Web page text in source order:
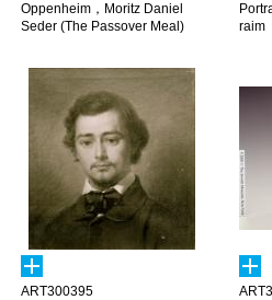
Oppenheim，Moritz Daniel
Seder (The Passover Meal)
raim
ART300395